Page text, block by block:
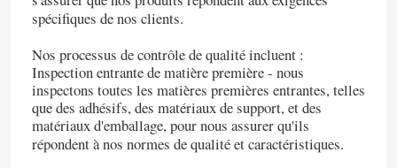
spécifiques de nos clients.
Nos processus de contrôle de qualité incluent :
Inspection entrante de matière première - nous
inspectons toutes les matières premières entrantes, telles
que des adhésifs, des matériaux de support, et des
matériaux d'emballage, pour nous assurer qu'ils
répondent à nos normes de qualité et caractéristiques.